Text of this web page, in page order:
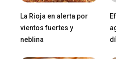
La Rioja en alerta por
vientos fuertes y
neblina